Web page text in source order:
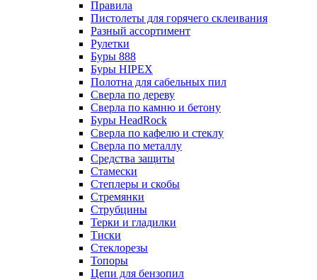
Правила
Пистолеты для горячего склеивания
Разный ассортимент
Рулетки
Буры 888
Буры HIPEX
Полотна для сабельных пил
Сверла по дереву
Сверла по камню и бетону
Буры HeadRock
Сверла по кафелю и стеклу
Сверла по металлу
Средства защиты
Стамески
Степлеры и скобы
Стремянки
Струбцины
Терки и гладилки
Тиски
Стеклорезы
Топоры
Цепи для бензопил